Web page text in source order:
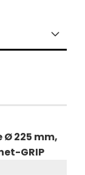
225 mm,
GRIP